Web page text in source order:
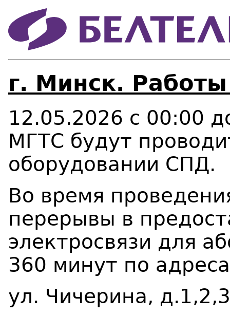
г. Минск. Работы
12.05.2026 с 00:00
МГТС будут
оборудовании СПД.
Во время
перерывы в
электросвязи для
360 минут по
ул. Чичерина,